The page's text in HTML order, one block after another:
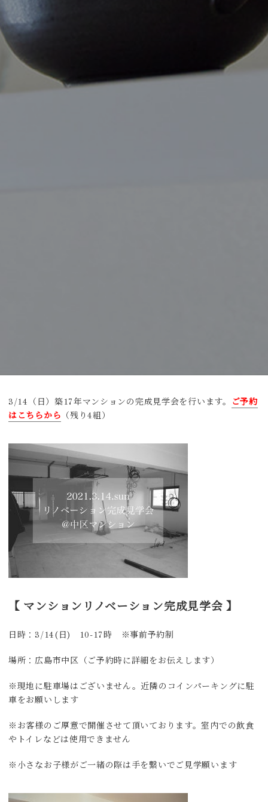
3/14（日）築17年マンションの完成見学会を行います。
ご予約
はこちらから （残り4組）
【 マンションリノベーション完成見学会 】
日時：3/14(日) 10-17時 ※事前予約制
場所：広島市中区（ご予約時に詳細をお伝えします）
※現地に駐車場はございません。近隣のコインパーキングに駐
車をお願いします
※お客様のご厚意で開催させて頂いております。室内での飲食
やトイレなどは使用できません
※小さなお子様がご一緒の際は手を繋いでご見学願います